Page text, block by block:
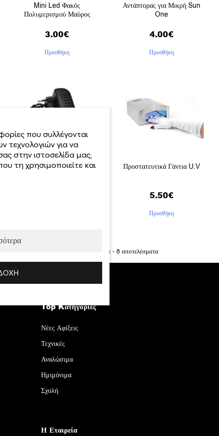
Mini Led Φακός
Πολυμερισμού Μαύρος
3.00€
Προσθήκη
Αντάπτορας για Μικρή Sun
One
4.00€
Προσθήκη
Αντάπτορας για Sun One Προστατευτικά Γάντια U.V
5.50€
Προσθήκη
Προβάλλονται όλα - 8 αποτελέσματα
Top Kατηγορίες
Νέες Αφίξεις
Τεχνικές
Αναλώσιμα
Ημιμόνιμα
Σχολή
Η Εταιρεία
που συλλέγονται
τεχνολογιών για να
στην ιστοσελίδα μας,
τη χρησιμοποιείτε και